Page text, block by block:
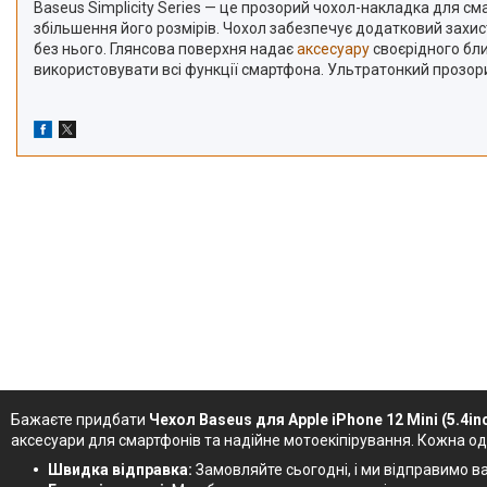
Baseus Simplicity Series — це прозорий чохол-накладка для
збільшення його розмірів. Чохол забезпечує додатковий
без нього. Глянсова поверхня надаєаксесуарусвоєрідного
використовувати всі функції смартфона. Ультратонкий
Бажаєте придбати Чехол Baseus для Apple iPhone 12 Mini
аксесуари для смартфонів та надійне мотоекіпірування. Кожна
Швидка відправка: Замовляйте сьогодні, і ми відправимо